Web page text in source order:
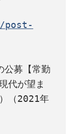
post-
公募【常勤
代が望ま
（2021年